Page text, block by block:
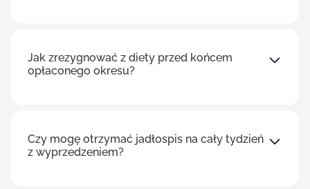
Jak zrezygnować z diety przed końcem
opłaconego okresu?
Czy mogę otrzymać jadłospis na cały tydzień
z wyprzedzeniem?